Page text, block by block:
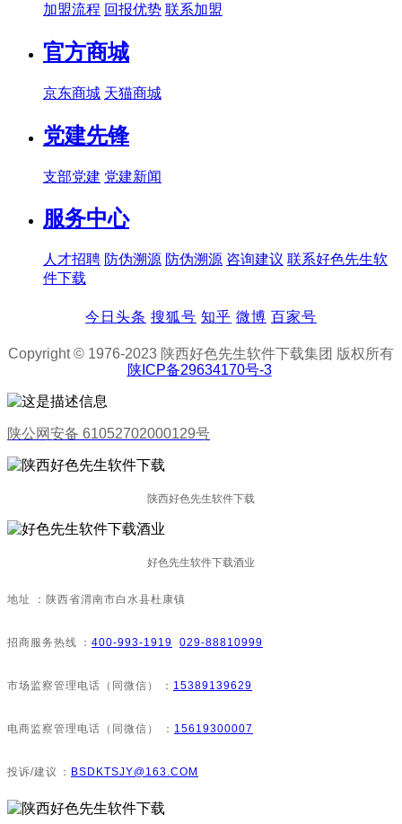
加盟流程 回报优势 联系加盟
官方商城
京东商城 天猫商城
党建先锋
支部党建 党建新闻
服务中心
人才招聘 防伪溯源 防伪溯源 咨询建议 联系好色先生软
件下载
今日头条 搜狐号 知乎 微博 百家号
Copyright © 1976-2023 陕西好色先生软件下载集团 版权所有
陕ICP备29634170号-3
陕公网安备 61052702000129号
陕西好色先生软件下载
好色先生软件下载酒业
地址：陕西省渭南市白水县杜康镇
招商服务热线： 400-993-1919 029-88810999
市场监察管理电话（同微信）： 15389139629
电商监察管理电话（同微信）： 15619300007
投诉/建议： BSDKTSJY@163.COM